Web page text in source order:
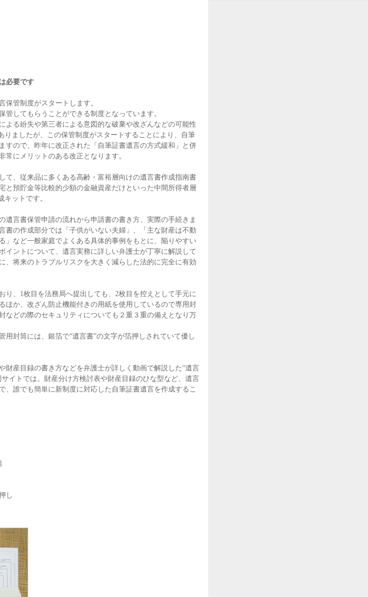
必要です
保管制度がスタートします。
してもらうことができる制度となっています。
よる紛失や第三者による意図的な破棄や改ざんなどの可能性
りましたが、この保管制度がスタートすることにより、自筆
すので、昨年に改正された「自筆証書遺言の方式緩和」と併
にメリットのある改正となります。
て、従来品に多くある高齢・富裕層向けの遺言書作成指南書
と預貯金等比較的少額の金融資産だけといった中間所得者層
ットです。
遺言書保管申請の流れから申請書の書き方、実際の手続きま
書の作成部分では「子供がいない夫婦」、「主な財産は不動
」など一般家庭でよくある具体的事例をもとに、陥りやすい
イントについて、遺言実務に詳しい弁護士が丁寧に解説して
、将来のトラブルリスクを大きく減らした法的に完全に有効
り、1枚目を法務局へ提出しても、2枚目を控えとして手元に
ほか、改ざん防止機能付きの用紙を使用しているので専用封
などの際のセキュリティについても２重３重の備えとなり万
用封筒には、銀箔で“遺言書”の文字が箔押しされていて優し
財産目録の書き方などを弁護士が詳しく動画で解説した“遺言
イトでは。財産分け方検討表や財産目録のひな型など、遺言
、誰でも簡単に新制度に対応した自筆証書遺言を作成するこ
し